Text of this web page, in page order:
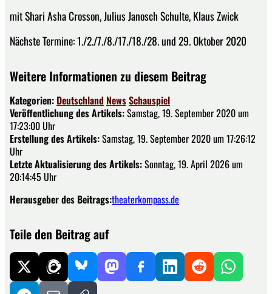
mit Shari Asha Crosson, Julius Janosch Schulte, Klaus Zwick
Nächste Termine: 1./2./7./8./17./18./28. und 29. Oktober 2020
Weitere Informationen zu diesem Beitrag
Kategorien: Deutschland NewsSchauspiel
Veröffentlichung des Artikels:Samstag, 19. September 2020 um
17:23:00 Uhr
Erstellung des Artikels:Samstag, 19. September 2020 um 17:26:12
Uhr
Letzte Aktualisierung des Artikels:Sonntag, 19. April 2026 um
20:14:45 Uhr
Herausgeber des Beitrags:theaterkompass.de
Teile den Beitrag auf